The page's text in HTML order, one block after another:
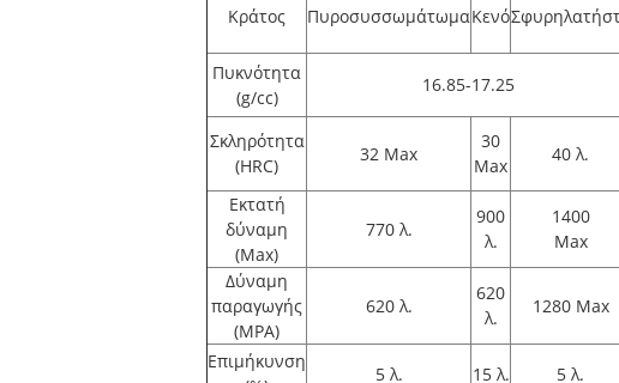
Κράτος ΠυροσυσσωμάτωμαΚενό
Πυκνότητα
(g/cc)
16.85-17.25
Σκληρότητα
(HRC)
32 Max
30
Max
40 λ.
Εκτατή
δύναμη
(Max)
770 λ.
900
λ.
1400
Max
Δύναμη
παραγωγής
(MPA)
620 λ.
620
λ.
1280 Max
Επιμήκυνση
5 λ. 15 λ. 5 λ.